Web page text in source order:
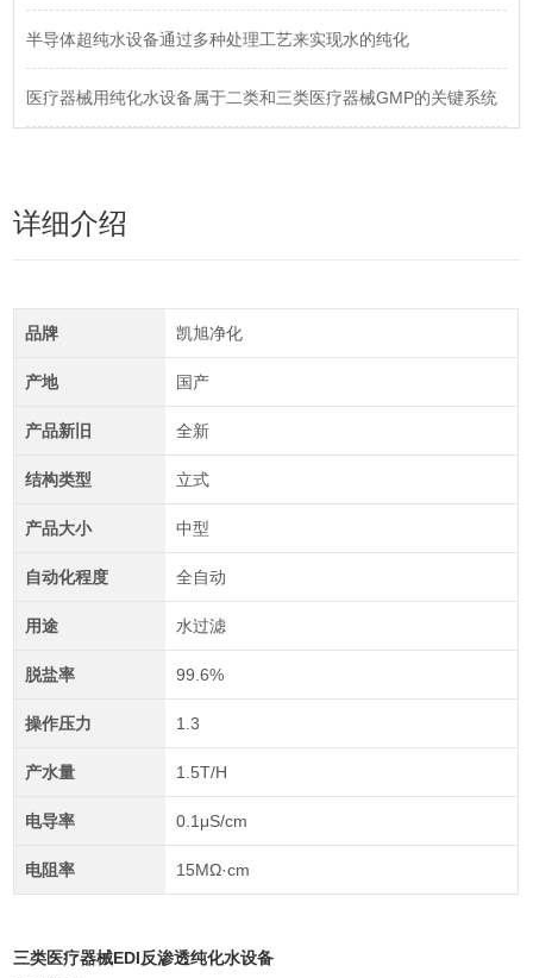
半导体超纯水设备通过多种处理工艺来实现水的纯化
医疗器械用纯化水设备属于二类和三类医疗器械GMP的关键系统
详细介绍
品牌 凯旭净化
产地 国产
产品新旧 全新
结构类型 立式
产品大小 中型
自动化程度 全自动
用途 水过滤
脱盐率 99.6%
操作压力 1.3
产水量 1.5T/H
电导率 0.1μS/cm
电阻率 15MΩ·cm
三类医疗器械EDI反渗透纯化水设备